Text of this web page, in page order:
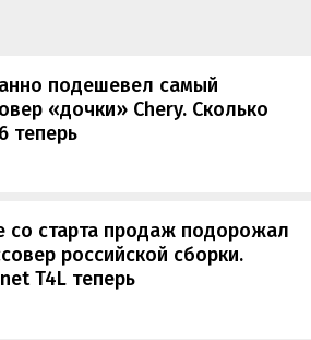
подешевел самый
«дочки» Chery. Сколько
теперь
со старта продаж подорожал
российской сборки.
T4L теперь